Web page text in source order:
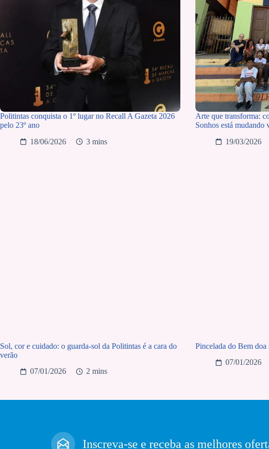
Politintas conquista o 1º lugar no Recall A Gazeta 2026
pelo 23º ano
18/06/2026
3 mins
Arte que transforma:
Sonhos está mudando
19/03/2026
Sol, cor e cuidado: o guarda-sol da Politintas é a cara do
verão
07/01/2026
2 mins
Pincelada do Bem doa
07/01/2026
Inscreva-se e receba as melhores